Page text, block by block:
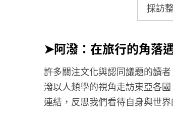
採訪
➤阿潑：在旅行的角落
許多關注文化與認同議題的讀
潑以人類學的視角走訪東亞各
連結，反思我們看待自身與世界